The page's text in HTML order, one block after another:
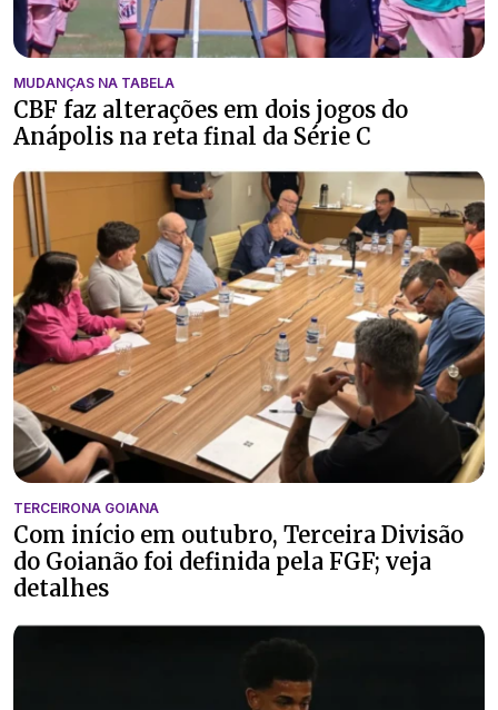
MUDANÇAS NA TABELA
CBF faz alterações em dois jogos do
Anápolis na reta final da Série C
TERCEIRONA GOIANA
Com início em outubro, Terceira Divisão
do Goianão foi definida pela FGF; veja
detalhes